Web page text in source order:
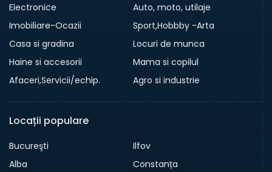
Electronice
Auto, moto, utilaje
Imobiliare-Ocazii
Sport,Hobbby -Arta
Casa si gradina
Locuri de munca
Haine si accesorii
Mama si copilul
Afaceri,Servicii/echip.
Agro si industrie
Locații populare
Bucureşti
Ilfov
Alba
Constanța